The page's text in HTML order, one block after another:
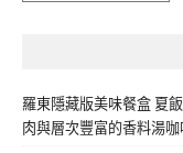
羅東隱藏版美味餐盒 夏
肉與層次豐富的香料湯